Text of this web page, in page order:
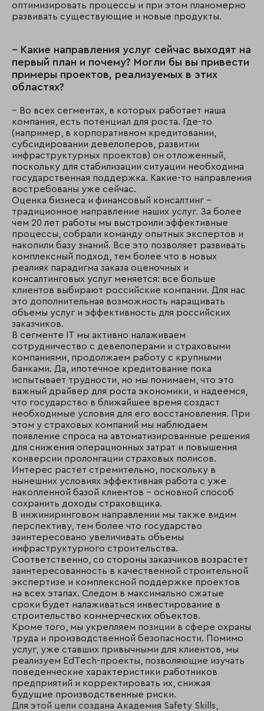
оптимизировать процессы и при этом планомерно
развивать существующие и новые продукты.
– Какие направления услуг сейчас выходят на
первый план и почему? Могли бы вы привести
примеры проектов, реализуемых в этих
областях?
– Во всех сегментах, в которых работает наша
компания, есть потенциал для роста. Где-то
(например, в корпоративном кредитовании,
субсидировании девелоперов, развитии
инфраструктурных проектов) он отложенный,
поскольку для стабилизации ситуации необходима
государственная поддержка. Какие-то направления
востребованы уже сейчас.
Оценка бизнеса и финансовый консалтинг –
традиционное направление наших услуг. За более
чем 20 лет работы мы выстроили эффективные
процессы, собрали команду опытных экспертов и
накопили базу знаний. Все это позволяет развивать
комплексный подход, тем более что в новых
реалиях парадигма заказа оценочных и
консалтинговых услуг меняется: все больше
клиентов выбирают российские компании. Для нас
это дополнительная возможность наращивать
объемы услуг и эффективность для российских
заказчиков.
В сегменте IT мы активно налаживаем
сотрудничество с девелоперами и страховыми
компаниями, продолжаем работу с крупными
банками. Да, ипотечное кредитование пока
испытывает трудности, но мы понимаем, что это
важный драйвер для роста экономики, и надеемся,
что государство в ближайшее время создаст
необходимые условия для его восстановления. При
этом у страховых компаний мы наблюдаем
появление спроса на автоматизированные решения
для снижения операционных затрат и повышения
конверсии пролонгации страховых полисов.
Интерес растет стремительно, поскольку в
нынешних условиях эффективная работа с уже
накопленной базой клиентов – основной способ
сохранить доходы страховщика.
В инжиниринговом направлении мы также видим
перспективу, тем более что государство
заинтересовано увеличивать объемы
инфраструктурного строительства.
Соответственно, со стороны заказчиков возрастет
заинтересованность в качественной строительной
экспертизе и комплексной поддержке проектов
на всех этапах. Следом в максимально сжатые
сроки будет налаживаться инвестирование в
строительство коммерческих объектов.
Кроме того, мы укрепляем позиции в сфере охраны
труда и производственной безопасности. Помимо
услуг, уже ставших привычными для клиентов, мы
реализуем EdTech-проекты, позволяющие изучать
поведенческие характеристики работников
предприятий и корректировать их, снижая
будущие производственные риски.
Для этой цели создана Академия Safety Skills,